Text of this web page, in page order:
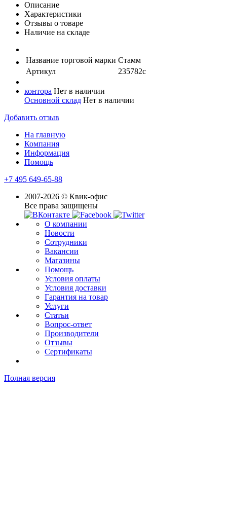
Описание
Характеристики
Отзывы о товаре
Наличие на складе
Название торговой марки Стамм
Артикул
235782с
контора Нет в наличии
Основной склад Нет в наличии
Добавить отзыв
На главную
Компания
Информация
Помощь
+7 495 649-65-88
2007-2026 © Квик-офис
Все права защищены
О компании
Новости
Сотрудники
Вакансии
Магазины
Помощь
Условия оплаты
Условия доставки
Гарантия на товар
Услуги
Статьи
Вопрос-ответ
Производители
Отзывы
Сертификаты
Полная версия